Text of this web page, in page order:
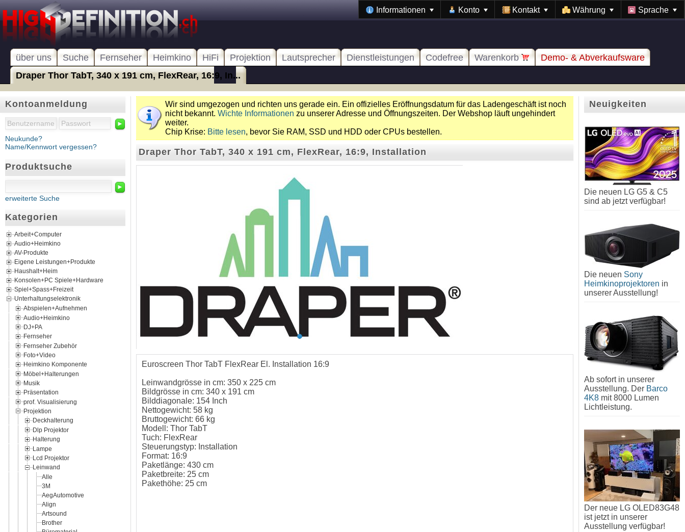
Informationen Konto Kontakt Währung Sprache
über uns Suche Fernseher Heimkino HiFi Projektion Lautsprecher Dienstleistungen Codefree Warenkorb
Demo- & Abverkaufsware
Draper Thor TabT, 340 x 191 cm, FlexRear, 16:9, In...
Kontoanmeldung
►
Neukunde?
Name/Kennwort vergessen?
Produktsuche
►
erweiterte Suche
Kategorien
Arbeit+Computer
Audio+Heimkino
AV-Produkte
Eigene Leistungen+Produkte
Haushalt+Heim
Konsolen+PC Spiele+Hardware
Spiel+Spass+Freizeit
Unterhaltungselektronik
Abspielen+Aufnehmen
Audio+Heimkino
DJ+PA
Fernseher
Fernseher Zubehör
Foto+Video
Heimkino Komponente
Möbel+Halterungen
Musik
Präsentation
prof. Visualisierung
Projektion
Deckhalterung
Dlp Projektor
Halterung
Lampe
Lcd Projektor
Leinwand
Alle
3M
AegAutomotive
Align
Artsound
Brother
Wir sind umgezogen und richten uns gerade ein. Ein offizielles Eröffnungsdatum für das Ladengeschäft ist noch
nicht bekannt. Wichte Informationen zu unserer Adresse und Öffnungszeiten. Der Webshop läuft ungehindert
weiter.
Chip Krise: Bitte lesen, bevor Sie RAM, SSD und HDD oder CPUs bestellen.
Draper Thor TabT, 340 x 191 cm, FlexRear, 16:9, Installation
Euroscreen Thor TabT FlexRear El. Installation 16:9
Leinwandgrösse in cm: 350 x 225 cm
Bildgrösse in cm: 340 x 191 cm
Bilddiagonale: 154 Inch
Nettogewicht: 58 kg
Bruttogewicht: 66 kg
Modell: Thor TabT
Tuch: FlexRear
Steuerungstyp: Installation
Format: 16:9
Paketlänge: 430 cm
Paketbreite: 25 cm
Pakethöhe: 25 cm
Neuigkeiten
Die neuen LG G5 & C5
sind ab jetzt verfügbar!
Die neuen Sony
Heimkinoprojektoren in
unserer Ausstellung!
Ab sofort in unserer
Ausstellung. Der Barco
4K8 mit 8000 Lumen
Lichtleistung.
Der neue LG OLED83G48
ist jetzt in unserer
Ausstellung verfügbar!